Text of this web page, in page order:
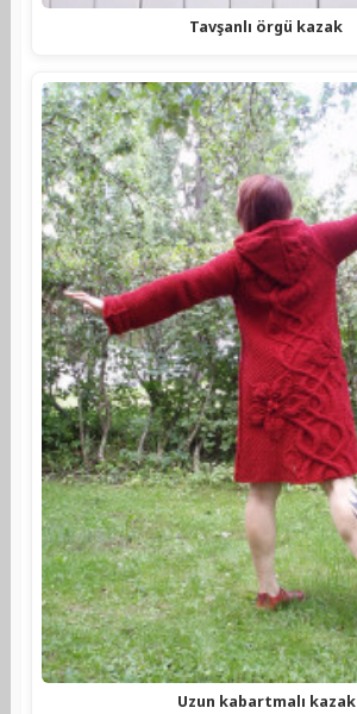
Tavşanlı örgü kazak
Uzun kabartmalı kazak